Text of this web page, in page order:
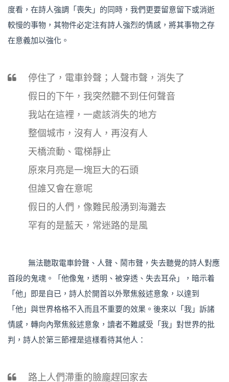
度看，在詩人強調「喪失」的同時，我們更要留意留下或消逝
較慢的事物，其物件必定注有詩人強烈的情感，將其事物之存
在意義加以強化。
停住了，電車鈴聲；人聲市聲，消失了
假日的下午，我突然聽不到任何聲音
我站在這裡，一處該消失的地方
整個城市，沒有人，再沒有人
天橋流動、電梯靜止
原來月亮是一塊巨大的石頭
但誰又會在意呢
假日的人們，像難民般湧到海灘去
罕有的是藍天，常迷路的是風
無法聽取電車鈴聲、人聲、鬧市聲，失去聽覺的詩人對應
首段的鬼魂。「他像鬼，透明、被穿透、失去耳朵」，暗示着
「他」即是自已，詩人於開首以外聚焦敍述意象，以達到
「他」與世界格格不入而且不重要的效果。後來以「我」訴諸
情感，轉向內聚焦敍述意象，讀者不難感受「我」對世界的批
判，詩人於第三節裡是這樣看待其他人：
路上人們滯重的臉龐趕回家去